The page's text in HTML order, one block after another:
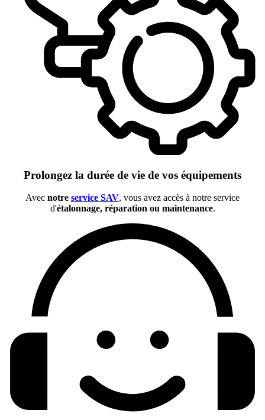
Prolongez la durée de vie de vos équipements
Avec notre service SAV, vous avez accès à notre service
d'étalonnage, réparation ou maintenance.